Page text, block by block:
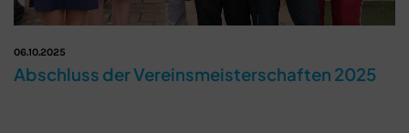
06.10.2025
Abschluss der Vereinsmeisterschaften 2025